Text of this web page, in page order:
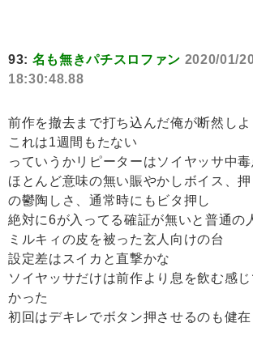
93: 名も無きパチスロファン 2020/01/
18:30:48.88
前作を撤去まで打ち込んだ俺が断然しよ
これは1週間もたない
っていうかリピーターはソイヤッサ中
ほとんど意味の無い賑やかしボイス、
の鬱陶しさ、通常時にもビタ押し
絶対に6が入ってる確証が無いと普通の
ミルキィの皮を被った玄人向けの台
設定差はスイカと直撃かな
ソイヤッサだけは前作より息を飲む感
かった
初回はデキレでボタン押させるのも健在